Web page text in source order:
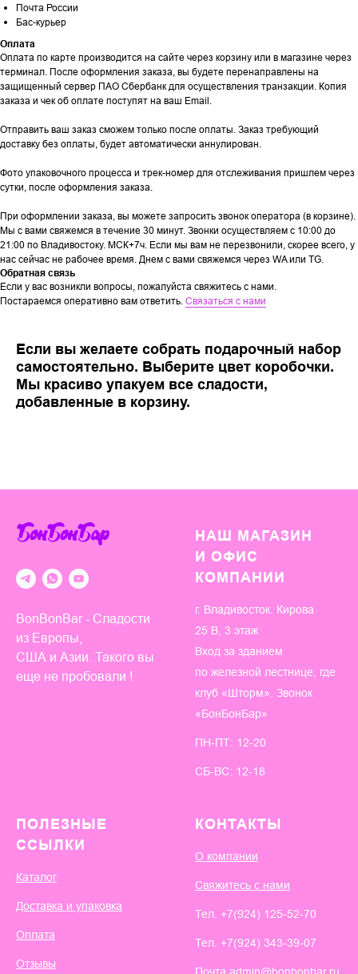
Почта России
Бас-курьер
Оплата
Оплата по карте производится на сайте через корзину или в магазине через
терминал. После оформления заказа, вы будете перенаправлены на
защищенный сервер ПАО Сбербанк для осуществления транзакции. Копия
заказа и чек об оплате поступят на ваш Email.
Отправить ваш заказ сможем только после оплаты. Заказ требующий
доставку без оплаты, будет автоматически аннулирован.
Фото упаковочного процесса и трек-номер для отслеживания пришлем через
сутки, после оформления заказа.
При оформлении заказа, вы можете запросить звонок оператора (в корзине).
Мы с вами свяжемся в течение 30 минут. Звонки осуществляем с 10:00 до
21:00 по Владивостоку. МСК+7ч. Если мы вам не перезвонили, скорее всего, у
нас сейчас не рабочее время. Днем с вами свяжемся через WA или TG.
Обратная связь
Если у вас возникли вопросы, пожалуйста свяжитесь с нами.
Постараемся оперативно вам ответить. Связаться с нами
Если вы желаете собрать подарочный набор
самостоятельно. Выберите цвет коробочки.
Мы красиво упакуем все сладости,
добавленные в корзину.
БонБонБар
BonBonBar - Сладости
из Европы,
США и Азии. Такого вы
еще не пробовали !
НАШ МАГАЗИН
И ОФИС
КОМПАНИИ
г. Владивосток. Кирова
25 В, 3 этаж
Вход за зданием
по железной лестнице, где
клуб «Шторм». Звонок
«БонБонБар»
ПН-ПТ: 12-20
СБ-ВС: 12-18
ПОЛЕЗНЫЕ
ССЫЛКИ
Каталог
Доставка и упаковка
Оплата
Отзывы
КОНТАКТЫ
О компании
Свяжитесь с нами
Тел. +7(924) 125-52-70
Тел. +7(924) 343-39-07